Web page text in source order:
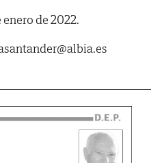
enero de 2022.